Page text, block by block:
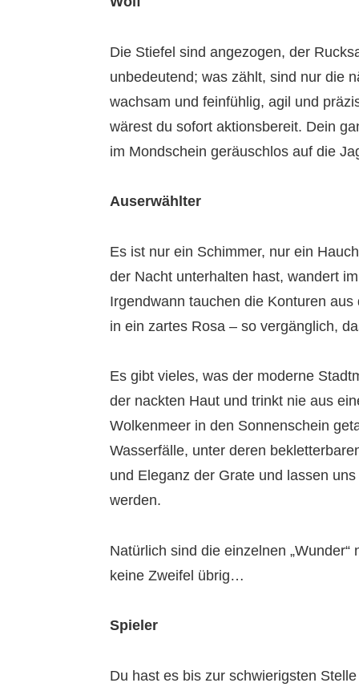
Die Stiefel sind angezogen, der
unbedeutend; was zählt, sind nur die
wachsam und feinfühlig, agil und
wärest du sofort aktionsbereit. Dein
im Mondschein geräuschlos auf die
Auserwählter
Es ist nur ein Schimmer, nur ein
der Nacht unterhalten hast, wandert
Irgendwann tauchen die Konturen
in ein zartes Rosa – so vergänglich,
Es gibt vieles, was der moderne
der nackten Haut und trinkt nie aus
Wolkenmeer in den Sonnenschein
Wasserfälle, unter deren
und Eleganz der Grate und lassen
werden.
Natürlich sind die einzelnen
keine Zweifel übrig…
Spieler
Du hast es bis zur schwierigsten